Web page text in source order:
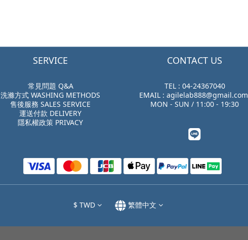
SERVICE
常見問題 Q&A
洗滌方式 WASHING METHODS
售後服務 SALES SERVICE
運送付款 DELIVERY
隱私權政策 PRIVACY
CONTACT US
TEL : 04-24367040
EMAIL : agilelab888@gmail.com
MON - SUN / 11:00 - 19:30
$ TWD 繁體中文